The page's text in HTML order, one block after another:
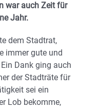
war auch Zeit für
Jahr.
dem Stadtrat,
immer gute und
Dank ging auch
der Stadträte für
sei ein
Lob bekomme,